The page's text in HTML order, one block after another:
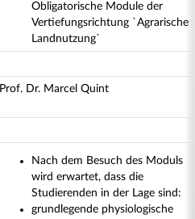
Obligatorische Module der
Vertiefungsrichtung `Agrarische
Landnutzung`
Prof. Dr. Marcel Quint
Nach dem Besuch des Moduls
wird erwartet, dass die
Studierenden in der Lage sind:
grundlegende physiologische